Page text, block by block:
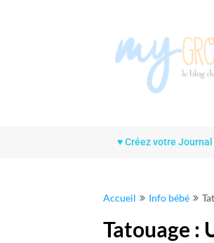
♥ Créez votre
Accueil Info bébé
Tatouage :